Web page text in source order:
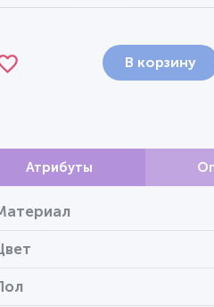
В корзину
Атрибуты